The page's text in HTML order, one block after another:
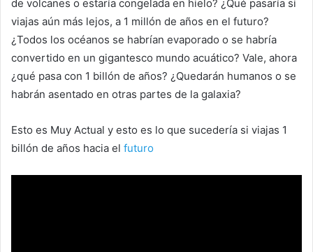
de volcanes o estaría congelada en hielo? ¿Qué pasaría si
viajas aún más lejos, a 1 millón de años en el futuro?
¿Todos los océanos se habrían evaporado o se habría
convertido en un gigantesco mundo acuático? Vale, ahora
¿qué pasa con 1 billón de años? ¿Quedarán humanos o se
habrán asentado en otras partes de la galaxia?
Esto es Muy Actual y esto es lo que sucedería si viajas 1
billón de años hacia el futuro